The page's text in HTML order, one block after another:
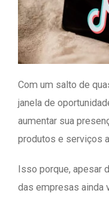
Com um salto de
janela de
aumentar sua
produtos e serviços
Isso porque, apesar
das empresas ainda